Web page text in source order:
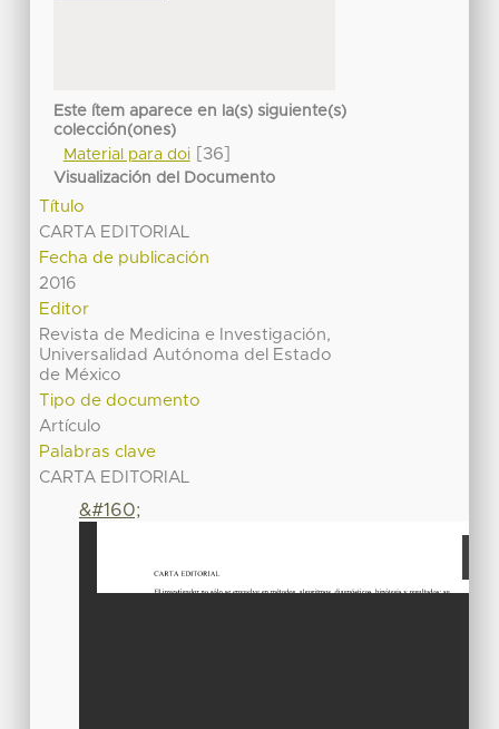
Este ítem aparece en la(s) siguiente(s)
colección(ones)
Material para doi[36]
Visualización del Documento
Título
CARTA EDITORIAL
Fecha de publicación
2016
Editor
Revista de Medicina e Investigación,
Universalidad Autónoma del Estado
de México
Tipo de documento
Artículo
Palabras clave
CARTA EDITORIAL
&#160;